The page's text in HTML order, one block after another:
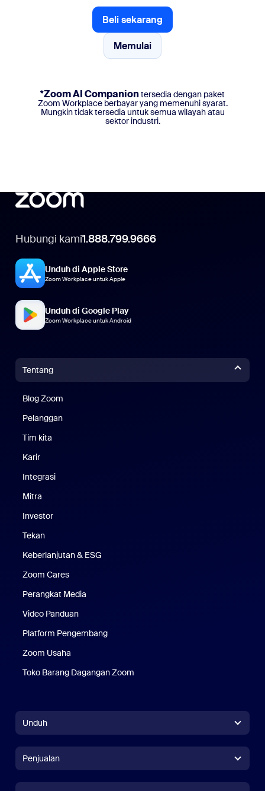
Beli sekarang
Beli sekarang
Memulai
Memulai
*Zoom AI Companiontersedia dengan paket
Zoom Workplace berbayar yang memenuhi syarat.
Mungkin tidak tersedia untuk semua wilayah atau
sektor industri.
Hubungi kami1.888.799.9666
Unduh di Apple Store
Zoom Workplace untuk Apple
Unduh di Google Play
Zoom Workplace untuk Android
Tentang
Blog Zoom
Pelanggan
Tim kita
Karir
Integrasi
Mitra
Investor
Tekan
Keberlanjutan & ESG
Zoom Cares
Perangkat Media
Video Panduan
Platform Pengembang
Zoom Usaha
Toko Barang Dagangan Zoom
Unduh
Aplikasi Zoom RoomsAplikasi Zoom Rooms
Penjualan